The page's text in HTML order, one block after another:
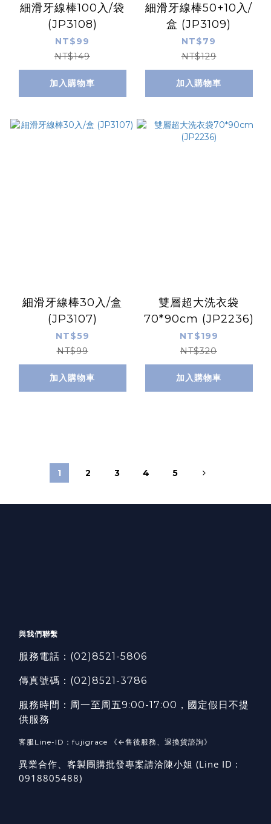
細滑牙線棒100入/袋
(JP3108)
NT$99
NT$149
加入購物車
細滑牙線棒50+10入/
盒 (JP3109)
NT$79
NT$129
加入購物車
細滑牙線棒30入/盒
(JP3107)
NT$59
NT$99
加入購物車
雙層超大洗衣袋
70*90cm (JP2236)
NT$199
NT$320
加入購物車
1 2 3 4 5
與我們聯繫
服務電話： (02)8521-5806
傳真號碼： (02)8521-3786
服務時間：周一至周五9:00-17:00，國定假日不提
供服務
客服Line-ID：fujigrace 《←售後服務、退換貨諮詢》
異業合作、客製團購批發專案請洽陳小姐 (Line ID :
0918805488)